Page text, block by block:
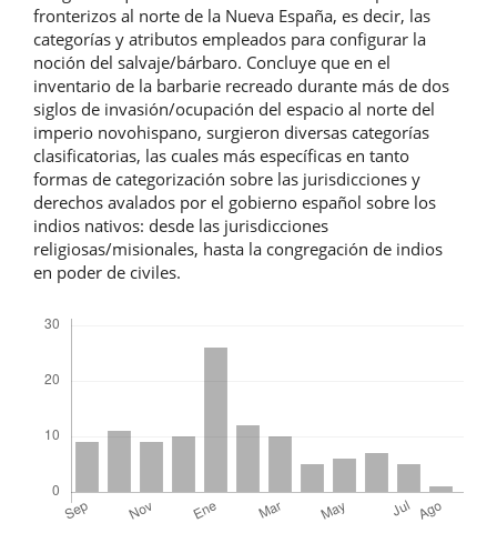
fronterizos al norte de la Nueva España, es decir, las
categorías y atributos empleados para configurar la
noción del salvaje/bárbaro. Concluye que en el
inventario de la barbarie recreado durante más de dos
siglos de invasión/ocupación del espacio al norte del
imperio novohispano, surgieron diversas categorías
clasificatorias, las cuales más específicas en tanto
formas de categorización sobre las jurisdicciones y
derechos avalados por el gobierno español sobre los
indios nativos: desde las jurisdicciones
religiosas/misionales, hasta la congregación de indios
en poder de civiles.